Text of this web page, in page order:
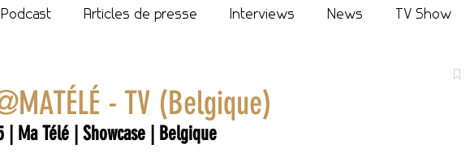
Podcast Articles de presse Interviews News TV Show
- TV (Belgique)
| Ma Télé | Showcase | Belgique